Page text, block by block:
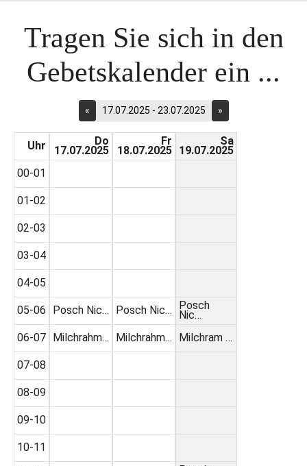
Tragen Sie sich in den
Gebetskalender ein ...
« 17.07.2025 - 23.07.2025 »
Uhr
00-01
01-02
02-03
03-04
04-05
05-06
06-07
07-08
08-09
09-10
10-11
Do
17.07.2025
Posch Nic…
Milchrahm…
Fr
18.07.2025
Posch Nic…
Milchrahm…
Sa
19.07.2025
Posch
Nic…
Milchram …